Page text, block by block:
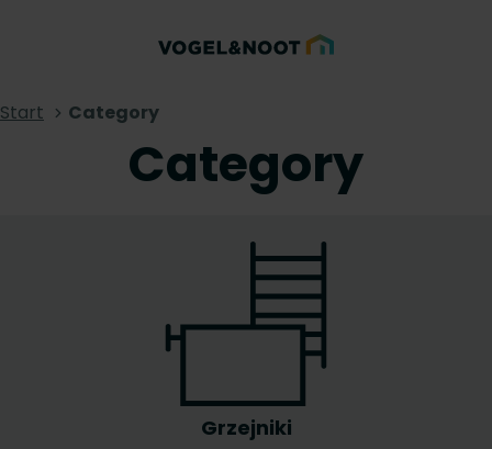
Start Category
Category
Grzejniki